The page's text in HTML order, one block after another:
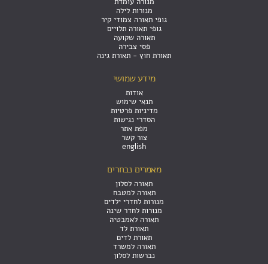
מנורות לילה
גופי תאורה צמודי קיר
גופי תאורה תלויים
תאורה שקועה
פסי צבירה
תאורת חוץ - תאורת גינה
מידע שמושי
אודות
תנאי שימוש
מדיניות פרטיות
הסדרי נגישות
מפת אתר
צור קשר
english
מאמרים נבחרים
תאורה לסלון
תאורה למטבח
מנורות לחדרי ילדים
מנורות לחדר שינה
תאורה לאמבטיה
תאורת לד
תאורת לדים
תאורה למשרד
נברשות לסלון